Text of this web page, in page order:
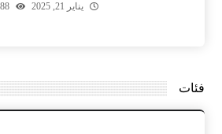
يناير 21, 2025 88
فئات